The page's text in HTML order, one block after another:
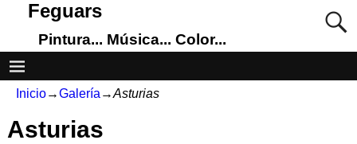
Feguars
Pintura... Música... Color...
Inicio→Galería →Asturias
Asturias